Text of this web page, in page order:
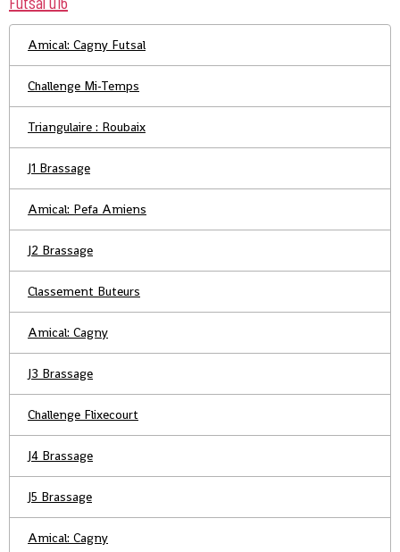
Amical: Cagny Futsal
Challenge Mi-Temps
Triangulaire : Roubaix
J1 Brassage
Amical: Pefa Amiens
J2 Brassage
Classement Buteurs
Amical: Cagny
J3 Brassage
Challenge Flixecourt
J4 Brassage
J5 Brassage
Amical: Cagny